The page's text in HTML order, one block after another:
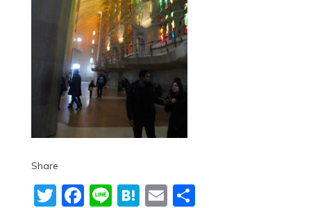
Share
Twitter
Facebook
LineHatena
Email
共